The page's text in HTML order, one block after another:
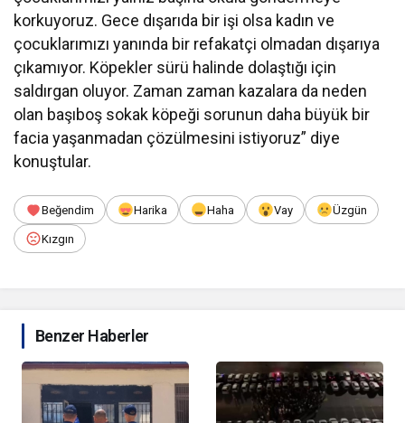
korkuyoruz. Gece dışarıda bir işi olsa kadın ve
çocuklarımızı yanında bir refakatçi olmadan dışarıya
çıkamıyor. Köpekler sürü halinde dolaştığı için
saldırgan oluyor. Zaman zaman kazalara da neden
olan başıboş sokak köpeği sorunun daha büyük bir
facia yaşanmadan çözülmesini istiyoruz” diye
konuştular.
Beğendim Harika Haha Vay Üzgün
Kızgın
Benzer Haberler